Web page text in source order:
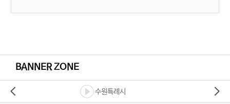
BANNER ZONE
수원특례시